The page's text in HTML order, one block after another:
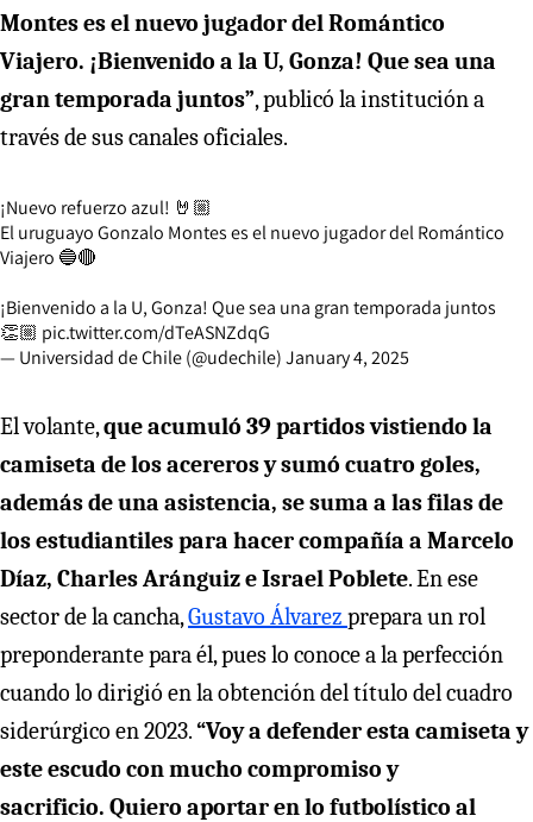
Montes es el nuevo jugador del Romántico
Viajero. ¡Bienvenido a la U, Gonza! Que sea una
gran temporada juntos”, publicó la institución a
través de sus canales oficiales.
¡Nuevo refuerzo azul! 🤘🏼
El uruguayo Gonzalo Montes es el nuevo jugador del Romántico
Viajero 🔵🔴
¡Bienvenido a la U, Gonza! Que sea una gran temporada juntos
👏🏼 pic.twitter.com/dTeASNZdqG
— Universidad de Chile (@udechile)January 4, 2025
El volante,que acumuló 39 partidos vistiendo la
camiseta de los acereros y sumó cuatro goles,
además de una asistencia, se suma a las filas de
los estudiantiles para hacer compañía a Marcelo
Díaz, Charles Aránguiz e Israel Poblete. En ese
sector de la cancha,Gustavo Álvarez prepara un rol
preponderante para él, pues lo conoce a la perfección
cuando lo dirigió en la obtención del título del cuadro
siderúrgico en 2023.“Voy a defender esta camiseta y
este escudo con mucho compromiso y
sacrificio. Quiero aportar en lo futbolístico al